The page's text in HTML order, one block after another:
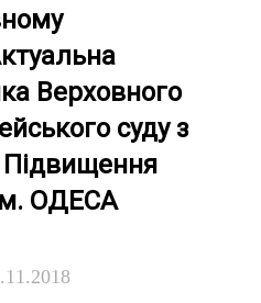
Верховного
суду з
м. ОДЕСА